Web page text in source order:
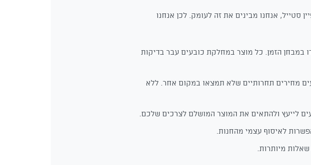
סטייל, אנחנו מבינים את זה לעומק. לכן אנחנו
במבחן הזמן. כל מוצר במחלקת כובעים עבר בדיקות
מחירים תחרותיים שלא תמצאו במקום אחר. ללא
לייעץ ולהתאים את המוצר המושלם לצרכים שלכם.